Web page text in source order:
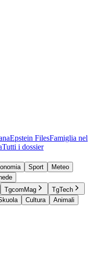
Epstein FilesFamiglia nel
Tutti i dossier
Sport
Meteo
TgcomMag
TgTech
Cultura
Animali